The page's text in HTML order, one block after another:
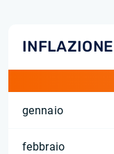
gennaio
febbraio